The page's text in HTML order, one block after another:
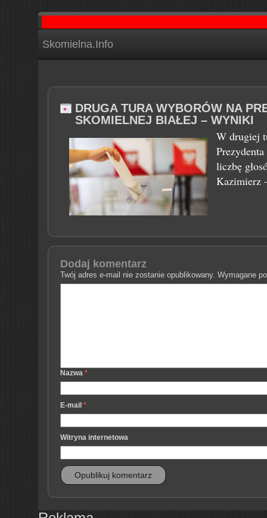
Skomielna.Info
DRUGA TURA WYBORÓW NA
SKOMIELNEJ BIAŁEJ – WYNIKI
W drugiej
liczbę
Kazimierz
Dodaj komentarz
Twój adres e-mail nie zostanie opublikowany. Wymagane
Nazwa *
E-mail *
Witryna internetowa